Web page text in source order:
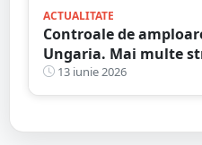
ACTUALITATE
Controale de
Ungaria. Mai multe
filtre pe toate căile de
13 iunie 2026